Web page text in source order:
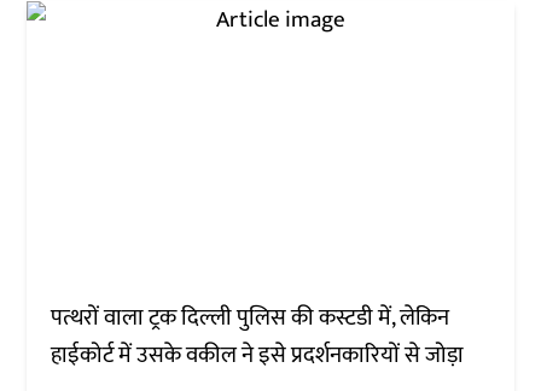
पत्थरों वाला ट्रक दिल्ली पुलिस की कस्टडी में, लेकिन
हाईकोर्ट में उसके वकील ने इसे प्रदर्शनकारियों से जोड़ा